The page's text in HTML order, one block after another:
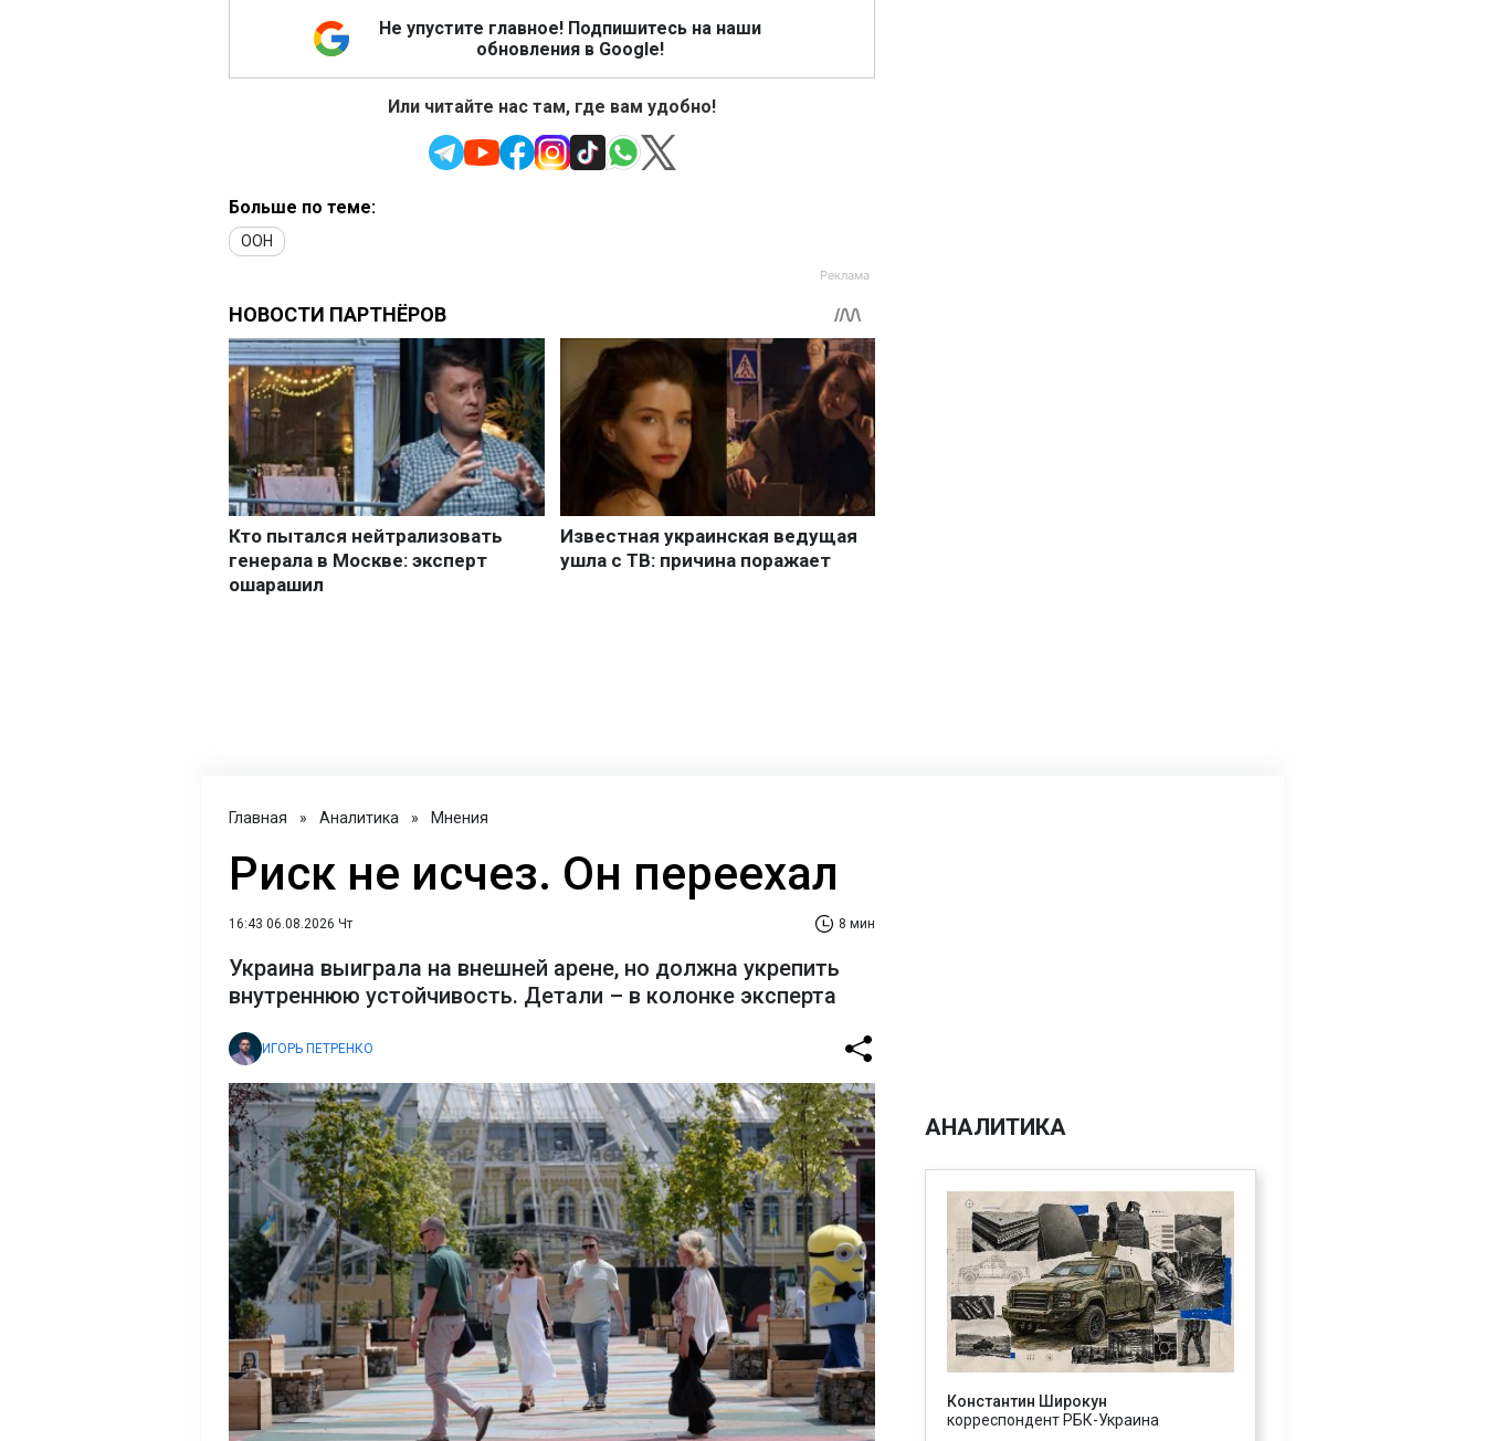
Не упустите главное! Подпишитесь на наши
обновления в Google!
Или читайте нас там, где вам удобно!
Больше по теме:
ООН
Главная » Аналитика » Мнения
Риск не исчез. Он переехал
16:43 06.08.2026 Чт 8 мин
Украина выиграла на внешней арене, но должна укрепить
внутреннюю устойчивость. Детали – в колонке эксперта
ИГОРЬ ПЕТРЕНКО
АНАЛИТИКА
Константин Широкун
корреспондент РБК-Украина